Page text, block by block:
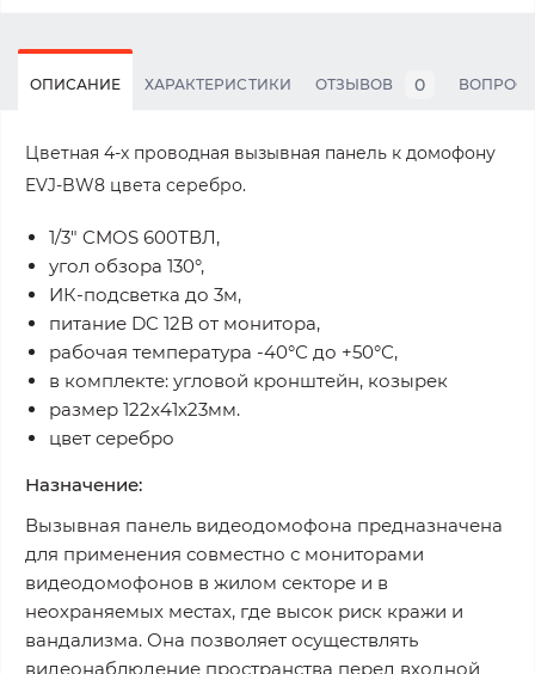
ОПИСАНИЕ ХАРАКТЕРИСТИКИ ОТЗЫВОВ 0
Цветная 4-х проводная вызывная панель к домофону
EVJ-BW8 цвета серебро.
1/3" CMOS 600ТВЛ,
угол обзора 130°,
ИК-подсветка до 3м,
питание DC 12В от монитора,
рабочая температура -40°С до +50°С,
в комплекте: угловой кронштейн, козырек
размер 122x41x23мм.
цвет серебро
Назначение:
Вызывная панель видеодомофона предназначена
для применения совместно с мониторами
видеодомофонов в жилом секторе и в
неохраняемых местах, где высок риск кражи и
вандализма. Она позволяет осуществлять
видеонаблюдение пространства перед входной